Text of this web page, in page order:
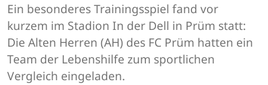
Ein besonderes Trainingsspiel fand vor
kurzem im Stadion In der Dell in Prüm statt:
Die Alten Herren (AH) des FC Prüm hatten ein
Team der Lebenshilfe zum sportlichen
Vergleich eingeladen.